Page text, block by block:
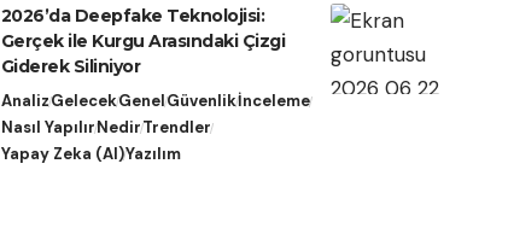
2026’da Deepfake Teknolojisi:
Gerçek ile Kurgu Arasındaki Çizgi
Giderek Siliniyor
AnalizGelecekGenelGüvenlikİnceleme
Nasıl YapılırNedirTrendler
Yapay Zeka (AI)Yazılım